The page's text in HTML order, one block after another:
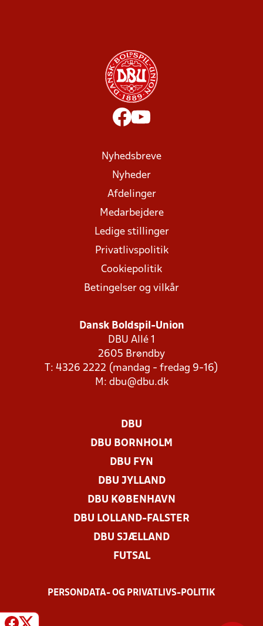
Nyhedsbreve
Nyheder
Afdelinger
Medarbejdere
Ledige stillinger
Privatlivspolitik
Cookiepolitik
Betingelser og vilkår
Dansk Boldspil-Union
DBU Allé 1
2605 Brøndby
T: 4326 2222 (mandag - fredag 9-16)
M: dbu@dbu.dk
DBU
DBU BORNHOLM
DBU FYN
DBU JYLLAND
DBU KØBENHAVN
DBU LOLLAND-FALSTER
DBU SJÆLLAND
FUTSAL
PERSONDATA- OG PRIVATLIVS-POLITIK